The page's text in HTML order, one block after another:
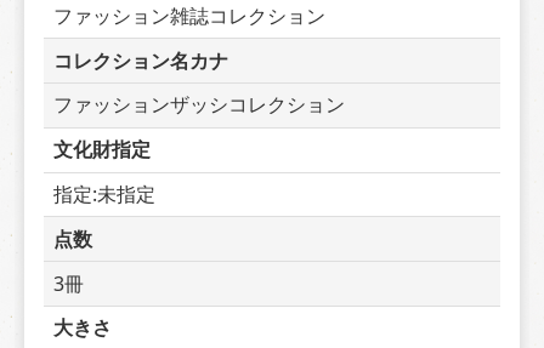
ファッション雑誌コレクション
コレクション名カナ
ファッションザッシコレクション
文化財指定
指定:未指定
点数
3冊
大きさ